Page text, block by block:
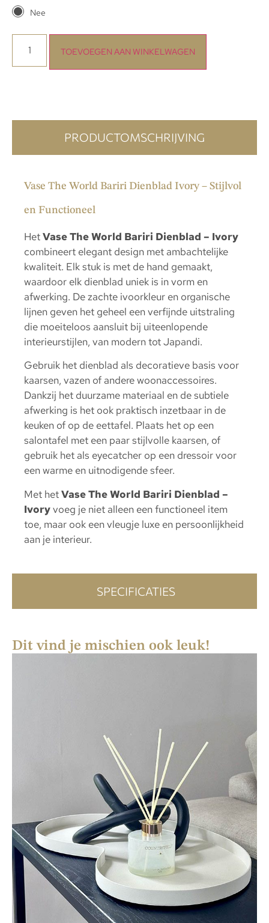
Nee
TOEVOEGEN AAN WINKELWAGEN
PRODUCTOMSCHRIJVING
SPECIFICATIES
Vase The World Bariri Dienblad Ivory – Stijlvol
en Functioneel
HetVase The World Bariri Dienblad – Ivory
combineert elegant design met ambachtelijke
kwaliteit. Elk stuk is met de hand gemaakt,
waardoor elk dienblad uniek is in vorm en
afwerking. De zachte ivoorkleur en organische
lijnen geven het geheel een verfijnde uitstraling
die moeiteloos aansluit bij uiteenlopende
interieurstijlen, van modern tot Japandi.
Gebruik het dienblad als decoratieve basis voor
kaarsen, vazen of andere woonaccessoires.
Dankzij het duurzame materiaal en de subtiele
afwerking is het ook praktisch inzetbaar in de
keuken of op de eettafel. Plaats het op een
salontafel met een paar stijlvolle kaarsen, of
gebruik het als eyecatcher op een dressoir voor
een warme en uitnodigende sfeer.
Met hetVase The World Bariri Dienblad –
Ivoryvoeg je niet alleen een functioneel item
toe, maar ook een vleugje luxe en persoonlijkheid
aan je interieur.
Dit vind je mischien ook leuk!